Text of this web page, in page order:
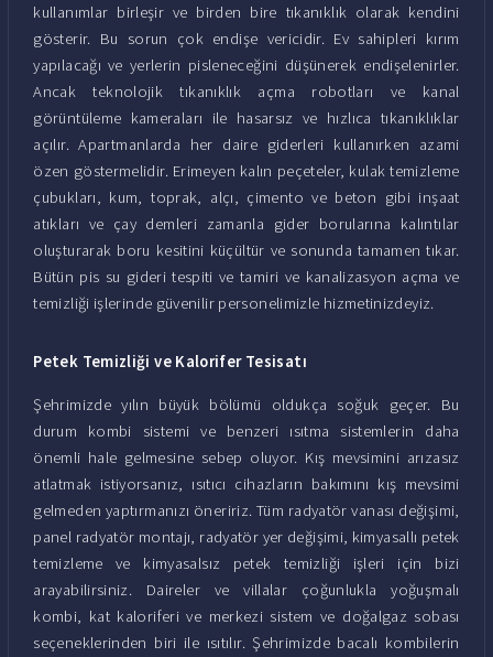
kullanımlar birleşir ve birden bire tıkanıklık olarak kendini
gösterir. Bu sorun çok endişe vericidir. Ev sahipleri kırım
yapılacağı ve yerlerin pisleneceğini düşünerek endişelenirler.
Ancak teknolojik tıkanıklık açma robotları ve kanal
görüntüleme kameraları ile hasarsız ve hızlıca tıkanıklıklar
açılır. Apartmanlarda her daire giderleri kullanırken azami
özen göstermelidir. Erimeyen kalın peçeteler, kulak temizleme
çubukları, kum, toprak, alçı, çimento ve beton gibi inşaat
atıkları ve çay demleri zamanla gider borularına kalıntılar
oluşturarak boru kesitini küçültür ve sonunda tamamen tıkar.
Bütün pis su gideri tespiti ve tamiri ve kanalizasyon açma ve
temizliği işlerinde güvenilir personelimizle hizmetinizdeyiz.
Petek Temizliği ve Kalorifer Tesisatı
Şehrimizde yılın büyük bölümü oldukça soğuk geçer. Bu
durum kombi sistemi ve benzeri ısıtma sistemlerin daha
önemli hale gelmesine sebep oluyor. Kış mevsimini arızasız
atlatmak istiyorsanız, ısıtıcı cihazların bakımını kış mevsimi
gelmeden yaptırmanızı öneririz. Tüm radyatör vanası değişimi,
panel radyatör montajı, radyatör yer değişimi, kimyasallı petek
temizleme ve kimyasalsız petek temizliği işleri için bizi
arayabilirsiniz. Daireler ve villalar çoğunlukla yoğuşmalı
kombi, kat kaloriferi ve merkezi sistem ve doğalgaz sobası
seçeneklerinden biri ile ısıtılır. Şehrimizde bacalı kombilerin